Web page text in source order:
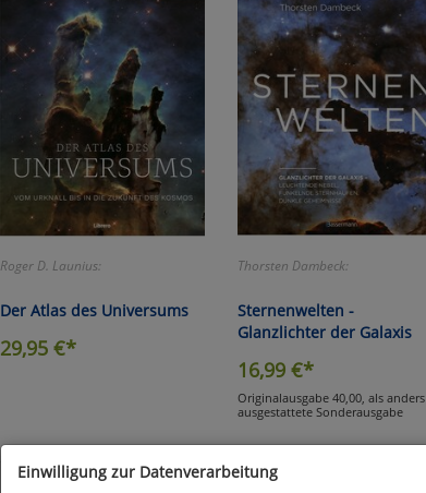
Roger D. Launius:
Der Atlas des Universums
29,95 €*
Thorsten Dambeck:
Sternenwelten -
Glanzlichter der Galaxis
16,99€*
Originalausgabe 40,00, als anders
ausgestattete Sonderausgabe
Einwilligung zur Datenverarbeitung